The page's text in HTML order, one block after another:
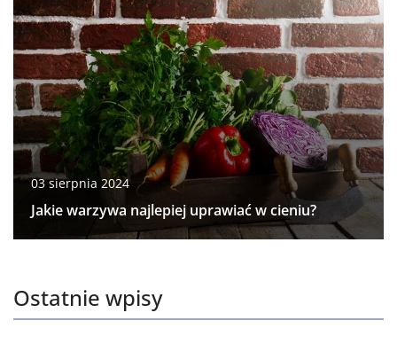
03 sierpnia 2024
Jakie warzywa najlepiej uprawiać w cieniu?
Ostatnie wpisy